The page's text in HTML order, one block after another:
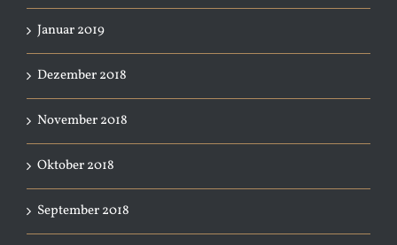
Januar 2019
Dezember 2018
November 2018
Oktober 2018
September 2018